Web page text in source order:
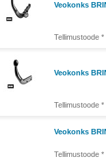
Veokonks
Tellimustoode *
Veokonks
Tellimustoode *
Veokonks
Tellimustoode *